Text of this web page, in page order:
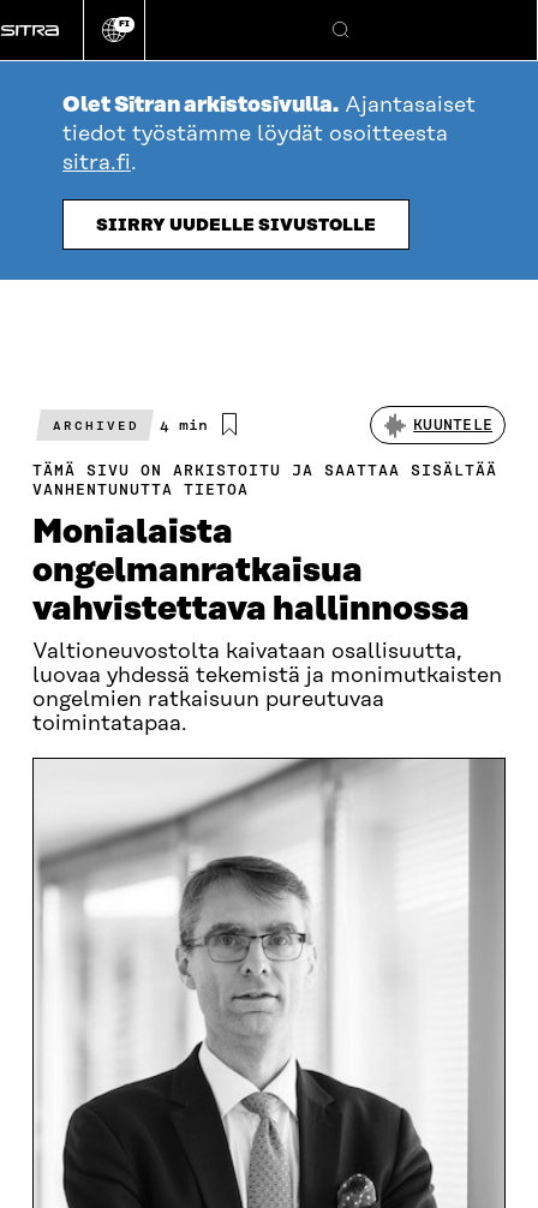
suoraan
sisältöön
Vaihda
kieli
FI
Hae
Olet Sitran arkistosivulla. Ajantasaiset
tiedot työstämme löydät osoitteesta
sitra.fi.
SIIRRY UUDELLE SIVUSTOLLE
ARCHIVED
Arvioitu
4 min KUUNTELE
TÄMÄ SIVU ON ARKISTOITU JA SAATTAA SISÄLTÄÄ
VANHENTUNUTTA TIETOA
Monialaista
ongelmanratkaisua
vahvistettava hallinnossa
Valtioneuvostolta kaivataan osallisuutta,
luovaa yhdessä tekemistä ja monimutkaisten
ongelmien ratkaisuun pureutuvaa
toimintatapaa.